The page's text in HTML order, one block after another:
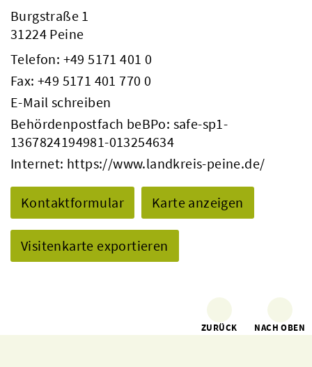
Burgstraße 1
31224 Peine
Telefon: +49 5171 401 0
Fax: +49 5171 401 770 0
E-Mail schreiben
Behördenpostfach beBPo: safe-sp1-
1367824194981-013254634
Internet: https://www.landkreis-peine.de/
Kontaktformular Karte anzeigen
Visitenkarte exportieren
ZURÜCK NACH OBEN